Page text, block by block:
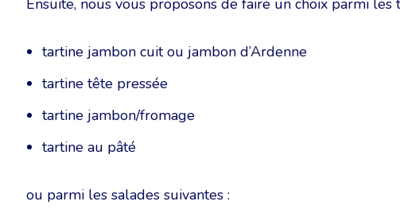
Ensuite, nous vous proposons de faire un choix parmi les
tartine jambon cuit ou jambon d’Ardenne
tartine tête pressée
tartine jambon/fromage
tartine au pâté
ou parmi les salades suivantes :